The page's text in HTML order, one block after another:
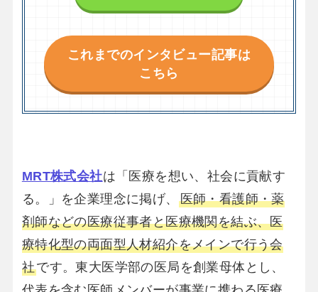
これまでのインタビュー記事は
こちら
MRT株式会社は「医療を想い、社会に貢献す
る。」を企業理念に掲げ、 医師・看護師・薬
剤師などの医療従事者と医療機関を結ぶ、医
療特化型の両面型人材紹介をメインで行う会
社です。東大医学部の医局を創業母体とし、